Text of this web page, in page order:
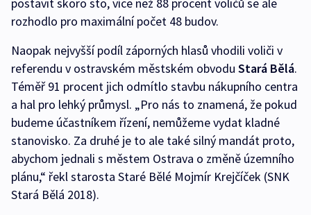
postavit skoro sto, více než 88 procent voličů se ale
rozhodlo pro maximální počet 48 budov.
Naopak nejvyšší podíl záporných hlasů vhodili voliči v
referendu v ostravském městském obvodu Stará Bělá.
Téměř 91 procent jich odmítlo stavbu nákupního centra
a hal pro lehký průmysl. „Pro nás to znamená, že pokud
budeme účastníkem řízení, nemůžeme vydat kladné
stanovisko. Za druhé je to ale také silný mandát proto,
abychom jednali s městem Ostrava o změně územního
plánu,“ řekl starosta Staré Bělé Mojmír Krejčíček (SNK
Stará Bělá 2018).